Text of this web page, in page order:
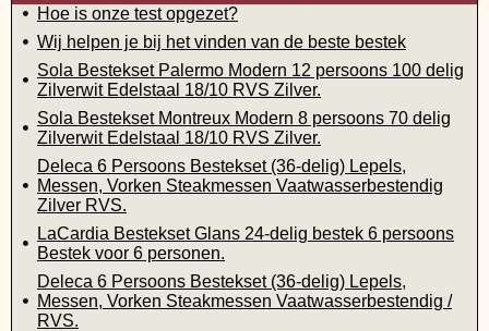
Hoe is onze test opgezet?
Wij helpen je bij het vinden van de beste bestek
Sola Bestekset Palermo Modern 12 persoons 100 delig
Zilverwit Edelstaal 18/10 RVS Zilver.
Sola Bestekset Montreux Modern 8 persoons 70 delig
Zilverwit Edelstaal 18/10 RVS Zilver.
Deleca 6 Persoons Bestekset (36-delig) Lepels,
Messen, Vorken Steakmessen Vaatwasserbestendig
Zilver RVS.
LaCardia Bestekset Glans 24-delig bestek 6 persoons
Bestek voor 6 personen.
Deleca 6 Persoons Bestekset (36-delig) Lepels,
Messen, Vorken Steakmessen Vaatwasserbestendig /
RVS.